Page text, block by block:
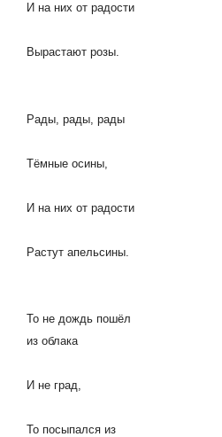
И на них от радости
Вырастают розы.
Рады, рады, рады
Тёмные осины,
И на них от радости
Растут апельсины.
То не дождь пошёл
из облака
И не град,
То посыпался из